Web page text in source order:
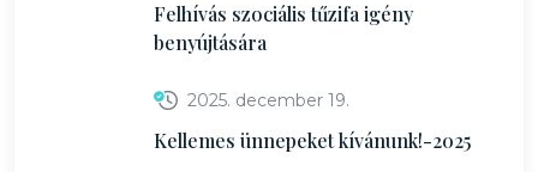
Felhívás szociális tűzifa igény
benyújtására
2025. december 19.
Kellemes ünnepeket kívánunk!-2025